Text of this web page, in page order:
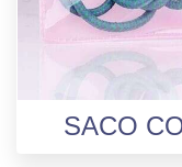
SACO